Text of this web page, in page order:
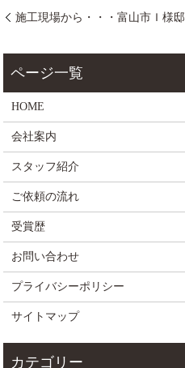
施工現場から・・・富山市Ｉ様邸
HOME
会社案内
スタッフ紹介
ご依頼の流れ
受賞歴
お問い合わせ
プライバシーポリシー
サイトマップ